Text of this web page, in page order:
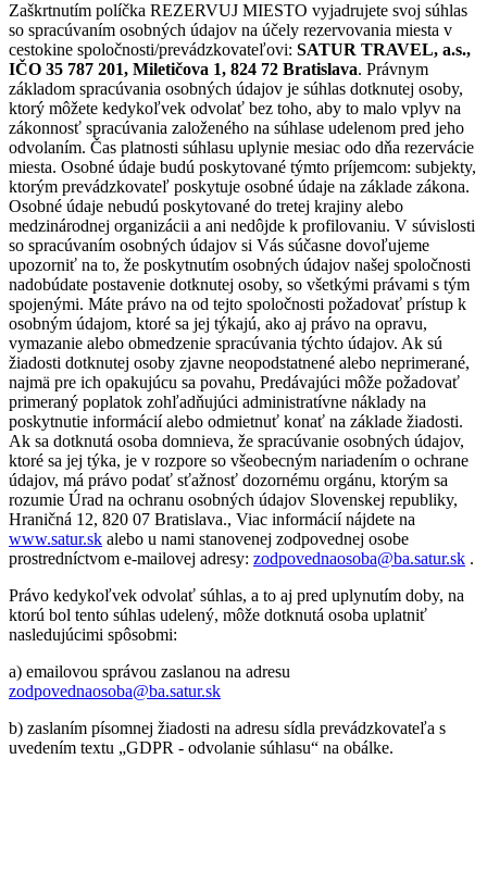
Zaškrtnutím políčka REZERVUJ MIESTO vyjadrujete svoj súhlas
so spracúvaním osobných údajov na účely rezervovania miesta v
cestokine spoločnosti/prevádzkovateľovi: SATUR TRAVEL, a.s.,
IČO 35 787 201, Miletičova 1, 824 72 Bratislava. Právnym
základom spracúvania osobných údajov je súhlas dotknutej osoby,
ktorý môžete kedykoľvek odvolať bez toho, aby to malo vplyv na
zákonnosť spracúvania založeného na súhlase udelenom pred jeho
odvolaním. Čas platnosti súhlasu uplynie mesiac odo dňa rezervácie
miesta. Osobné údaje budú poskytované týmto príjemcom: subjekty,
ktorým prevádzkovateľ poskytuje osobné údaje na základe zákona.
Osobné údaje nebudú poskytované do tretej krajiny alebo
medzinárodnej organizácii a ani nedôjde k profilovaniu. V súvislosti
so spracúvaním osobných údajov si Vás súčasne dovoľujeme
upozorniť na to, že poskytnutím osobných údajov našej spoločnosti
nadobúdate postavenie dotknutej osoby, so všetkými právami s tým
spojenými. Máte právo na od tejto spoločnosti požadovať prístup k
osobným údajom, ktoré sa jej týkajú, ako aj právo na opravu,
vymazanie alebo obmedzenie spracúvania týchto údajov. Ak sú
žiadosti dotknutej osoby zjavne neopodstatnené alebo neprimerané,
najmä pre ich opakujúcu sa povahu, Predávajúci môže požadovať
primeraný poplatok zohľadňujúci administratívne náklady na
poskytnutie informácií alebo odmietnuť konať na základe žiadosti.
Ak sa dotknutá osoba domnieva, že spracúvanie osobných údajov,
ktoré sa jej týka, je v rozpore so všeobecným nariadením o ochrane
údajov, má právo podať sťažnosť dozornému orgánu, ktorým sa
rozumie Úrad na ochranu osobných údajov Slovenskej republiky,
Hraničná 12, 820 07 Bratislava., Viac informácií nájdete na
www.satur.sk alebo u nami stanovenej zodpovednej osobe
prostredníctvom e-mailovej adresy: zodpovednaosoba@ba.satur.sk .
Právo kedykoľvek odvolať súhlas, a to aj pred uplynutím doby, na
ktorú bol tento súhlas udelený, môže dotknutá osoba uplatniť
nasledujúcimi spôsobmi:
a) emailovou správou zaslanou na adresu
zodpovednaosoba@ba.satur.sk
b) zaslaním písomnej žiadosti na adresu sídla prevádzkovateľa s
uvedením textu „GDPR - odvolanie súhlasu“ na obálke.